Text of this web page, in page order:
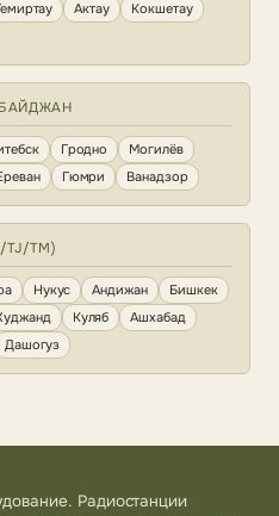
Актау
Кокшетау
Гродно
Могилёв
Гюмри Ванадзор
TM)
Нукус Андижан
Бишкек
Куляб
Ашхабад
Дашогуз
Радиостанции